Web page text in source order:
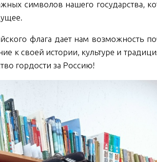
символов нашего государства,
флага дает нам возможность
к своей истории, культуре и
гордости за Россию!